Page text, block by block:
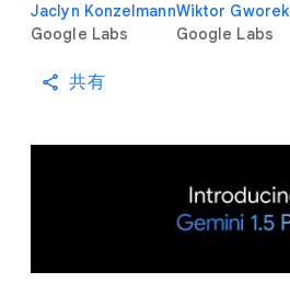
Jaclyn Konzelmann
Google Labs
Wiktor Gworek
Google Labs
共有